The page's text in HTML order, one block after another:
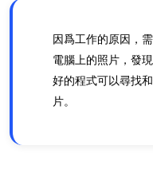
因爲工作的原因，
電腦上的照片，發
好的程式可以尋找
片。